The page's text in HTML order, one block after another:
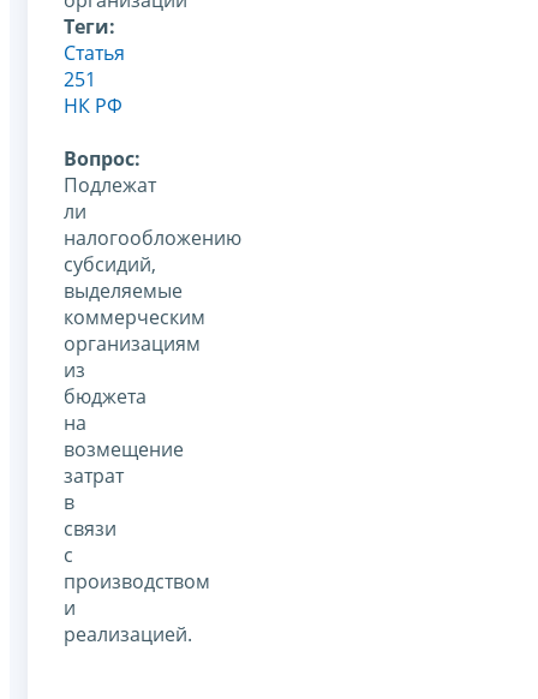
Теги:
Статья
251
НК РФ
Вопрос:
Подлежат
ли
налогообложению
субсидий,
выделяемые
коммерческим
организациям
из
бюджета
на
возмещение
затрат
в
связи
с
производством
и
реализацией.